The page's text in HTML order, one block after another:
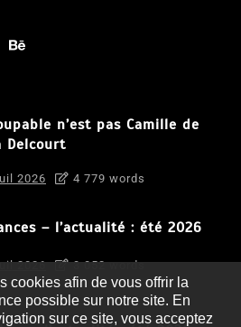
n’est pas Camille de
Delcourt
2026 4 779 words
– l’actualité : été 2026
2026 3 052 words
cookies afin de vous offrir la
possible sur notre site. En
sur ce site, vous acceptez